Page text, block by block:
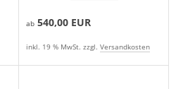
ab 540,00 EUR
inkl. 19 % MwSt. zzgl. Versandkosten